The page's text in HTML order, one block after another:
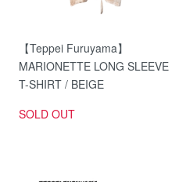
【Teppei Furuyama】
MARIONETTE LONG SLEEVE
T-SHIRT / BEIGE
SOLD OUT